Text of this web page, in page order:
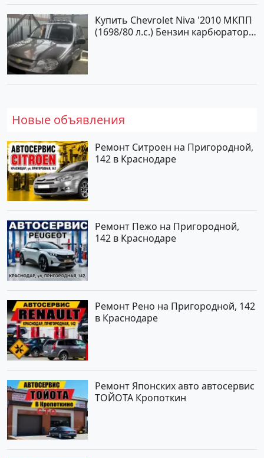
Купить Chevrolet Niva '2010 МКПП
(1698/80 л.с.) Бензин карбюратор
Новые объявления
Ремонт Ситроен на Пригородной,
142 в Краснодаре
Ремонт Пежо на Пригородной,
142 в Краснодаре
Ремонт Рено на Пригородной, 142
в Краснодаре
Ремонт Японских авто автосервис
ТОЙОТА Кропоткин